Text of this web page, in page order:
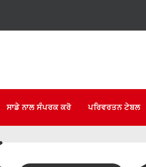
ਸਾਡੇ ਨਾਲ ਸੰਪਰਕ ਕਰੋ ਪਰਿਵਰਤਨ ਟੇਬਲ